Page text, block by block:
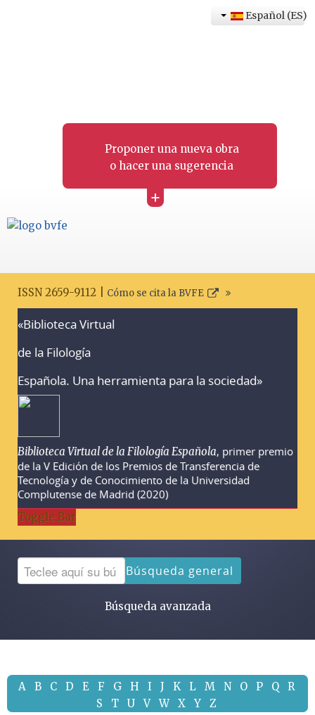
Proponer una nueva obra
o hacer una sugerencia
+
Español (ES)
ISSN 2659-9112 | Cómo se cita la BVFE
«Biblioteca Virtual
de la Filología
Española. Una herramienta para la sociedad»
Biblioteca Virtual de la Filología Española, primer premio
de la V Edición de los Premios de Transferencia de
Tecnología y de Conocimiento de la Universidad
Complutense de Madrid (2020)
Toggle Bar
Búsqueda general
Búsqueda avanzada
A B C D E F G H I J K L M N O P Q
R
S
T U V W X Y Z